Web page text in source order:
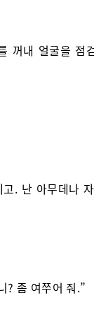
꺼내 얼굴을 점
. 난 아무데나
? 좀 여쭈어 줘.”